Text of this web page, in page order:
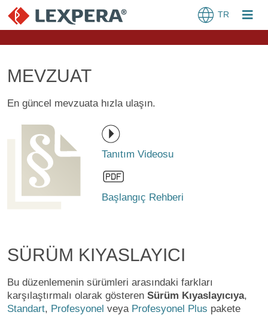
TR
MEVZUAT
En güncel mevzuata hızla ulaşın.
Tanıtım Videosu
Başlangıç Rehberi
SÜRÜM KIYASLAYICI
Bu düzenlemenin sürümleri arasındaki farkları
karşılaştırmalı olarak gösteren Sürüm Kıyaslayıcıya,
Standart, Profesyonel veya Profesyonel Plus pakete